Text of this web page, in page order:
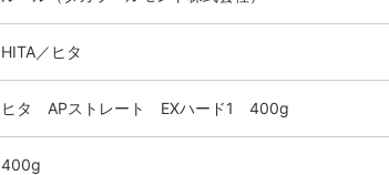
HITA／ヒタ
ヒタ APストレート EXハード1 400g
400g